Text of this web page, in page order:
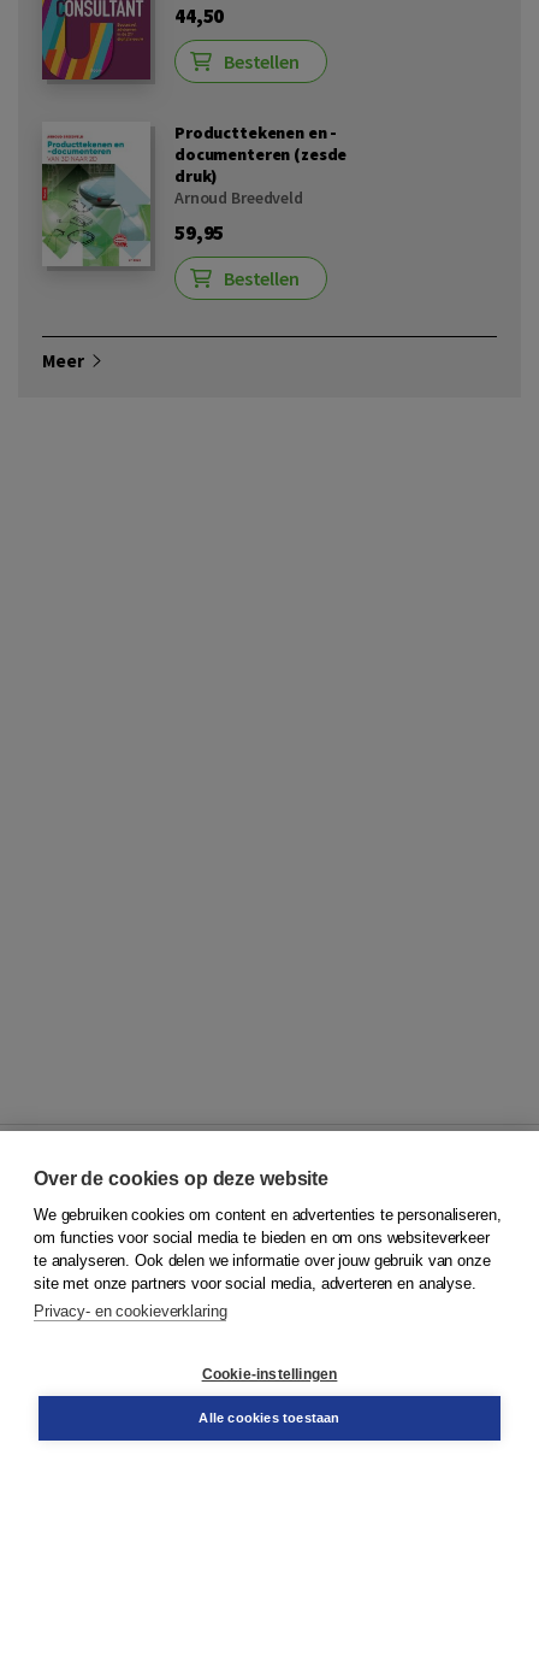
44,50
Bestellen
Producttekenen en -
documenteren (zesde
druk)
Arnoud Breedveld
59,95
Bestellen
Meer
© 2026Koninklijke Boom uitgevers
Klantenservice
Service & informatie
Contact
Over de cookies op deze website
We gebruiken cookies om content en advertenties te personaliseren,
om functies voor social media te bieden en om ons websiteverkeer
te analyseren. Ook delen we informatie over jouw gebruik van onze
site met onze partners voor social media, adverteren en analyse.
Privacy- en cookieverklaring
Cookie-instellingen
Alle cookies toestaan